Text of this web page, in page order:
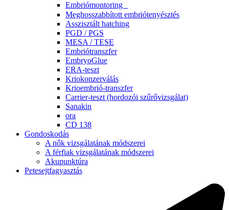
Embriómontoring
Meghosszabbított embriótenyésztés
Asszisztált hatching
PGD / PGS
MESA / TESE
Embriótranszfer
EmbryoGlue
ERA-teszt
Kriokonzerválás
Krioembrió-transzfer
Carrier-teszt (hordozói szűrővizsgálat)
Sanakin
ora
CD 138
Gondoskodás
A nők vizsgálatának módszerei
A férfiak vizsgálatának módszerei
Akupunktúra
Petesejtfagyasztás